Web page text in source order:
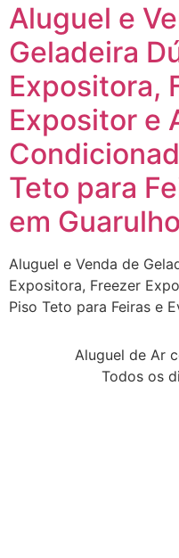
Aluguel e
Geladeira
Expositora,
Expositor e
Teto para
em
Aluguel e Venda de
Expositora, Freezer
Piso Teto para Feiras e
Aluguel de Ar
Todos os